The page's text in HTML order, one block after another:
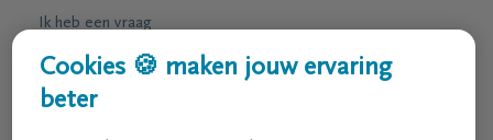
Ik heb een vraag
Ik wens een afspraak
Ik wens een brochure per post
Cookies 🍪 maken jouw ervaring
beter